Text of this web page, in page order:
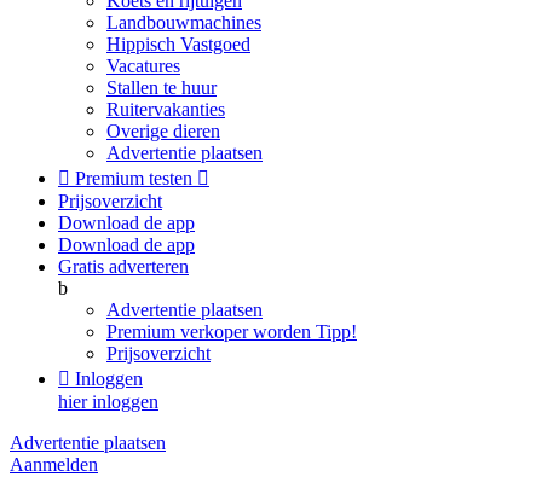
Landbouwmachines
Hippisch Vastgoed
Vacatures
Stallen te huur
Ruitervakanties
Overige dieren
Advertentie plaatsen
 Premium testen 
Prijsoverzicht
Download de app
Download de app
Gratis adverteren
b
Advertentie plaatsen
Premium verkoper worden Tipp!
Prijsoverzicht
 Inloggen
hier inloggen
Advertentie plaatsen
Aanmelden